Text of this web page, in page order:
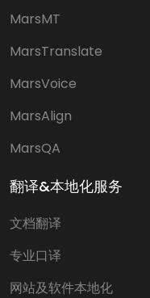
MarsMT
MarsTranslate
MarsVoice
MarsAlign
MarsQA
翻译&本地化服务
文档翻译
专业口译
网站及软件本地化